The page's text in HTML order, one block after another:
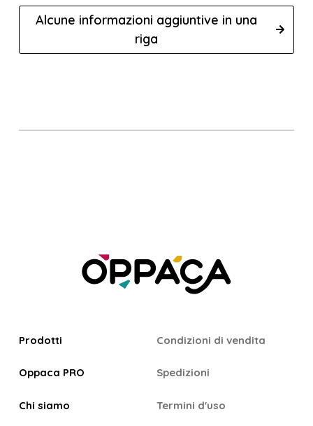
Alcune informazioni aggiuntive in una
riga
Prodotti
Oppaca PRO
Chi siamo
Condizioni di vendita
Spedizioni
Termini d'uso